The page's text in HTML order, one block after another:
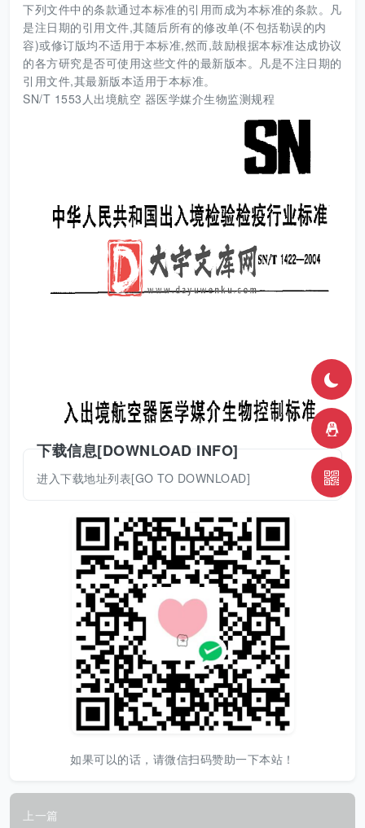
下列文件中的条款通过本标准的引用而成为本标准的条款。凡
是注日期的引用文件,其随后所有的修改单(不包括勒误的内
容)或修订版均不适用于本标准,然而,鼓励根据本标准达成协议
的各方研究是否可使用这些文件的最新版本。凡是不注日期的
引用文件,其最新版本适用于本标准。
SN/T 1553人出境航空 器医学媒介生物监测规程
下载信息[DOWNLOAD INFO]
进入下载地址列表[GO TO DOWNLOAD]
如果可以的话，请微信扫码赞助一下本站！
上一篇